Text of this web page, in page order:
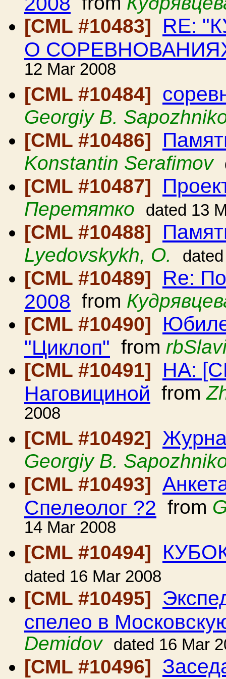
[CML #10483]
RE:
О
12 Mar 2008
[CML #10484]
Georgiy B.
[CML #10486]
Konstantin Serafimov
[CML #10487]
Перетятко dated 13
[CML #10488]
Lyedovskykh, O.
[CML #10489] Re:
2008 from
[CML #10490]
"Циклоп" from
[CML #10491]
HA:
Наговициной from
2008
[CML #10492]
Georgiy B.
[CML #10493]
Спелеолог ?2 from
14 Mar 2008
[CML #10494]
dated 16 Mar 2008
[CML #10495]
спелео в
Demidov
dated 16 Mar
[CML #10496]